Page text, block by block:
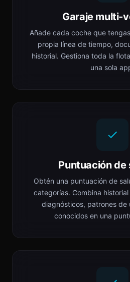
Garaje multi-
Añade cada coche que
propia línea de tiempo,
historial. Gestiona toda la
una sola
Puntuación de
Obtén una puntuación de
categorías. Combina
diagnósticos, patrones de
conocidos en una